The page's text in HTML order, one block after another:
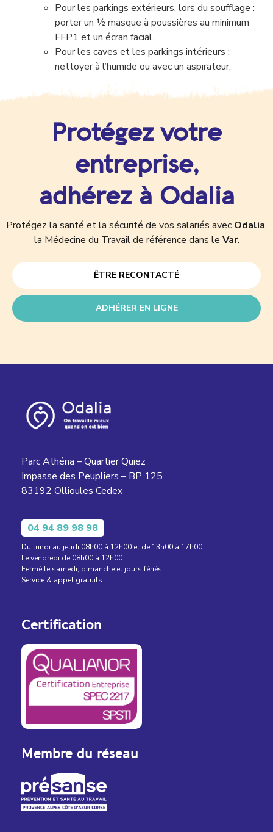
Pour les parkings extérieurs, lors du soufflage :
porter un ½ masque à poussières au minimum
FFP1 et un écran facial.
Pour les caves et les parkings intérieurs :
nettoyer à l’humide ou avec un aspirateur.
Protégez votre
entreprise,
adhérez à Odalia
Protégez la santé et la sécurité de vos salariés avec Odalia,
la Médecine du Travail de référence dans le Var.
ÊTRE RECONTACTÉ
ADHÉRER EN LIGNE
Parc Athéna – Quartier Quiez
Impasse des Peupliers – BP 125
83192 Ollioules Cedex
04 94 89 98 98
Du lundi au jeudi 08h00 à 12h00 et de 13h00 à 17h00.
Le vendredi de 08h00 à 12h00.
Fermé le samedi, dimanche et jours fériés.
Service & appel gratuits.
Certification
Membre du réseau